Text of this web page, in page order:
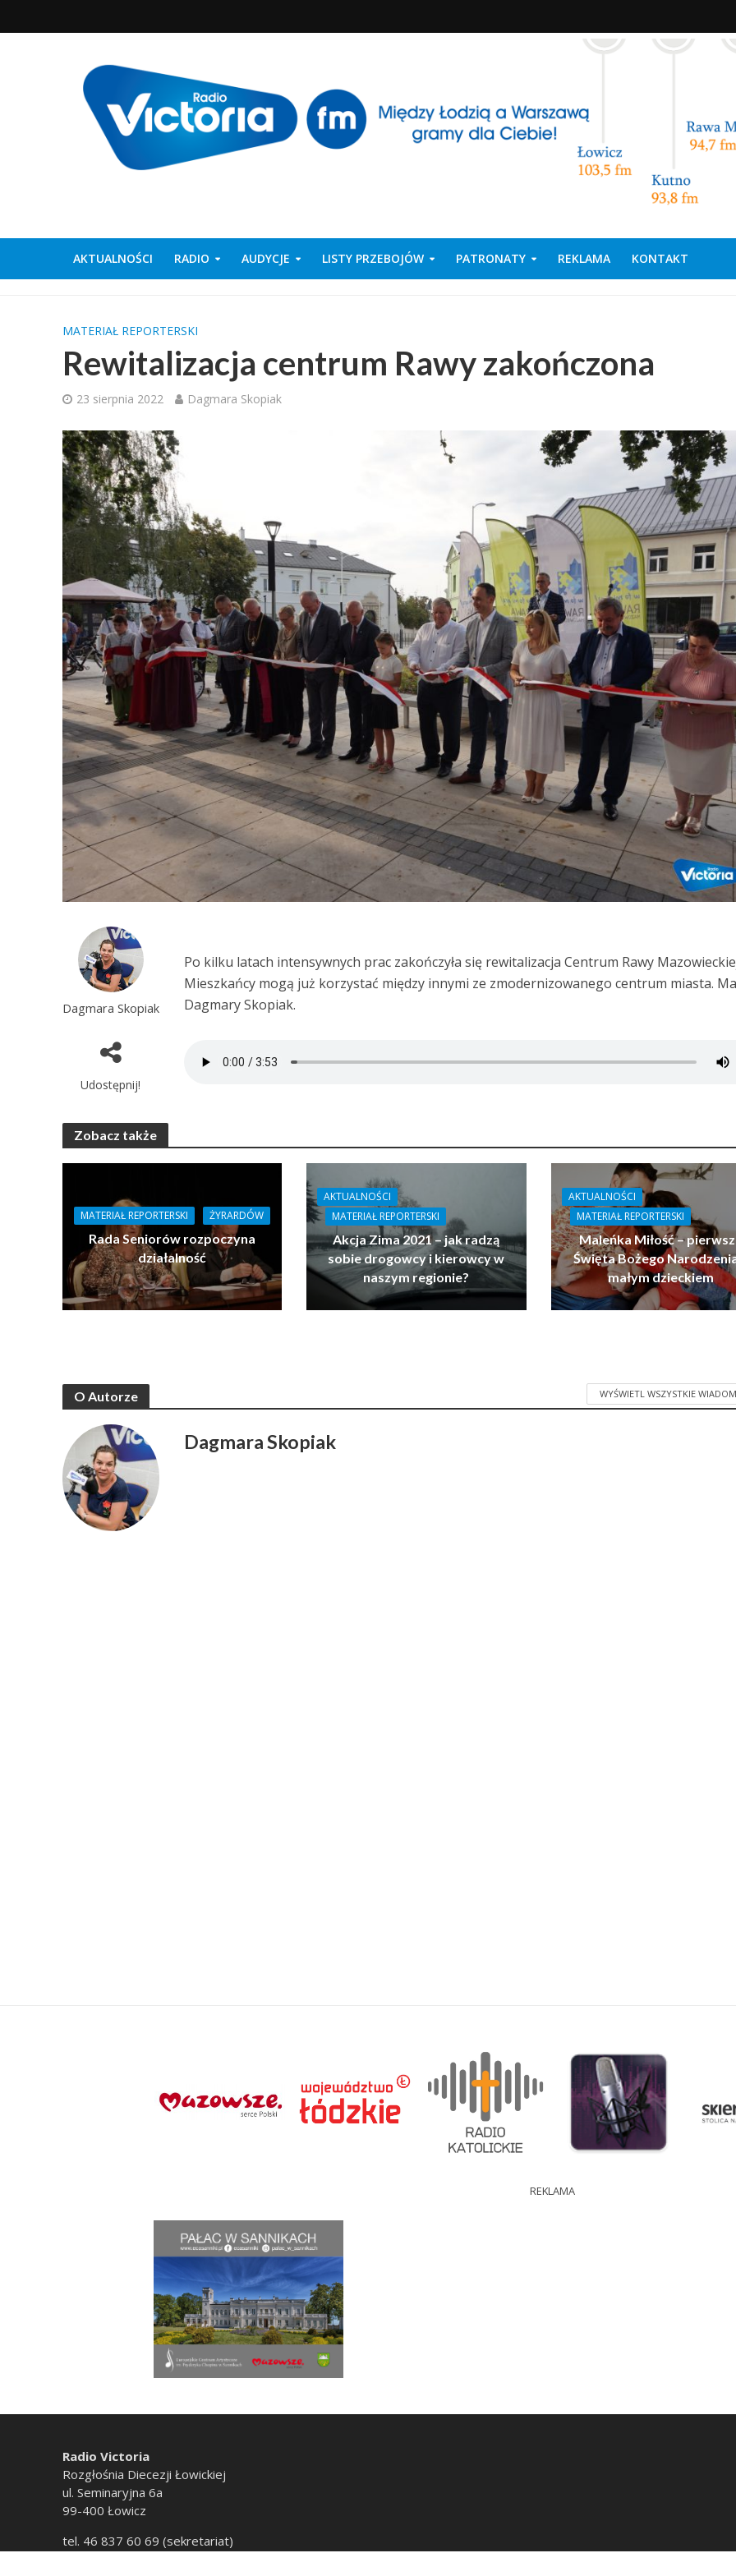
AKTUALNOŚCI RADIO AUDYCJE LISTY PRZEBOJÓW PATRONATY REKLAMA KONTAKT
MATERIAŁ REPORTERSKI
Rewitalizacja centrum Rawy zakończona
23 sierpnia 2022 Dagmara Skopiak
Dagmara Skopiak
Udostępnij!
Po kilku latach intensywnych prac zakończyła się rewitalizacja Centrum Rawy
Mieszkańcy mogą już korzystać między innymi ze zmodernizowanego centrum miasta.
Dagmary Skopiak.
Zobacz także
MATERIAŁ REPORTERSKI ŻYRARDÓW
Rada Seniorów rozpoczyna
działalność
AKTUALNOŚCI
MATERIAŁ REPORTERSKI
Akcja Zima 2021 – jak radzą
sobie drogowcy i kierowcy w
naszym regionie?
AKTUALNOŚCI
MATERIAŁ REPORTERSKI
Maleńka Miłość –
Święta Bożego
małym dzieckiem
O Autorze WYŚWIETL WSZYSTKIE
Dagmara Skopiak
REKLAMA
Radio Victoria
Rozgłośnia Diecezji Łowickiej
ul. Seminaryjna 6a
99-400 Łowicz
tel. 46 837 60 69 (sekretariat)